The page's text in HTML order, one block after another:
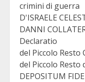
crimini di guerra
D'ISRAELE
DANNI
Declaratio
del Piccolo Resto
del Piccolo Resto
DEPOSITUM